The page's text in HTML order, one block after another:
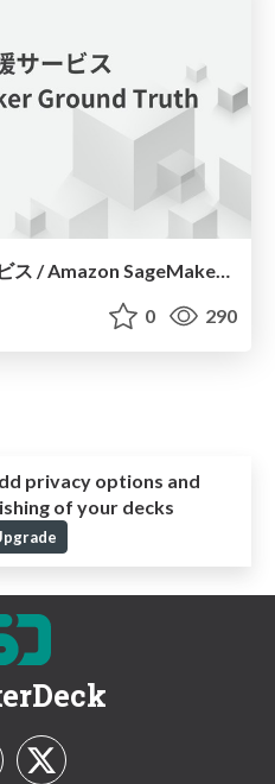
アノテーション支援サービス / Amazon SageMaker Ground Truth
0 290
privacy options and
of your decks